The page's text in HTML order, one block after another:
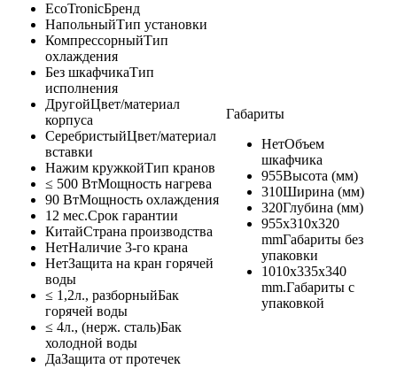
EcoTronicБренд
НапольныйТип установки
КомпрессорныйТип
охлаждения
Без шкафчикаТип
исполнения
ДругойЦвет/материал
корпуса
СеребристыйЦвет/материал
вставки
Нажим кружкойТип кранов
≤ 500 ВтМощность нагрева
90 ВтМощность охлаждения
12 мес.Срок гарантии
КитайСтрана производства
НетНаличие 3-го крана
НетЗащита на кран горячей
воды
≤ 1,2л., разборныйБак
горячей воды
≤ 4л., (нерж. сталь)Бак
холодной воды
ДаЗащита от протечек
Габариты
НетОбъем
шкафчика
955Высота (мм)
310Ширина (мм)
320Глубина (мм)
955x310x320
mmГабариты без
упаковки
1010x335x340
mm.Габариты с
упаковкой